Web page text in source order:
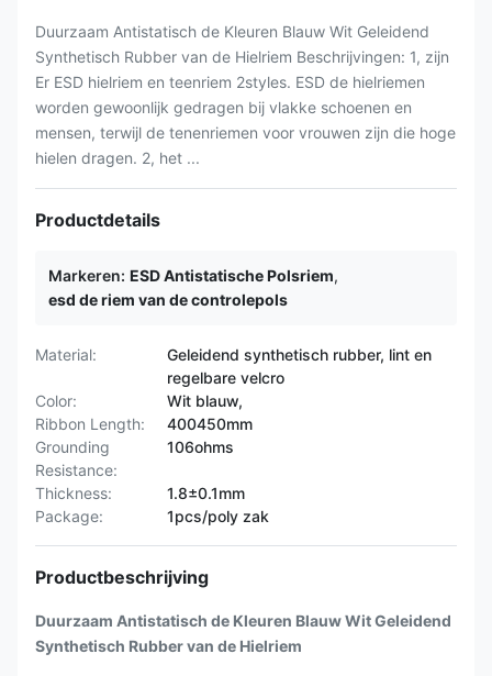
Duurzaam Antistatisch de Kleuren Blauw Wit Geleidend
Synthetisch Rubber van de Hielriem Beschrijvingen: 1, zijn
Er ESD hielriem en teenriem 2styles. ESD de hielriemen
worden gewoonlijk gedragen bij vlakke schoenen en
mensen, terwijl de tenenriemen voor vrouwen zijn die hoge
hielen dragen. 2, het ...
Productdetails
Markeren: ESD Antistatische Polsriem,
esd de riem van de controlepols
Material:
Geleidend synthetisch rubber, lint en
regelbare velcro
Color:
Wit blauw,
Ribbon Length:
400450mm
Grounding
Resistance:
106ohms
Thickness:
1.8±0.1mm
Package:
1pcs/poly zak
Productbeschrijving
Duurzaam Antistatisch de Kleuren Blauw Wit Geleidend
Synthetisch Rubber van de Hielriem